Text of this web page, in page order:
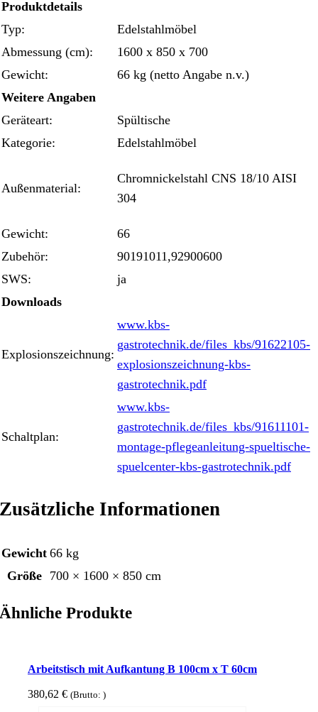
Produktdetails
Typ:
Edelstahlmöbel
Abmessung (cm):
1600 x 850 x 700
Gewicht:
66 kg (netto Angabe n.v.)
Weitere Angaben
Geräteart:
Spültische
Kategorie:
Edelstahlmöbel
Außenmaterial:
Chromnickelstahl CNS 18/10 AISI
304
Gewicht:
66
Zubehör:
90191011,92900600
SWS:
ja
Downloads
Explosionszeichnung:
www.kbs-
gastrotechnik.de/files_kbs/91622105-
explosionszeichnung-kbs-
gastrotechnik.pdf
Schaltplan:
www.kbs-
gastrotechnik.de/files_kbs/91611101-
montage-pflegeanleitung-spueltische-
spuelcenter-kbs-gastrotechnik.pdf
Zusätzliche Informationen
Gewicht 66 kg
Größe
700 × 1600 × 850 cm
Ähnliche Produkte
Arbeitstisch mit Aufkantung B 100cm x T 60cm
380,62 € (Brutto: )